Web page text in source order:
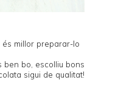
millor preparar-lo
ben bo, escolliu bons
sigui de qualitat!